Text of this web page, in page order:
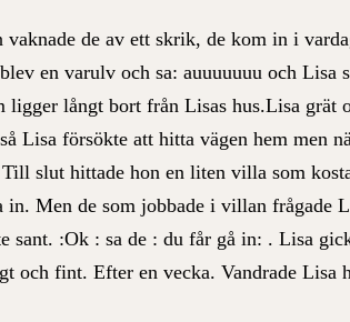
vaknade de av ett skrik, de kom in i
en varulv och sa: auuuuuuu och Lisa
ligger långt bort från Lisas hus.Lisa grät
Lisa försökte att hitta vägen hem men
slut hittade hon en liten villa som
in. Men de som jobbade i villan frågade
sant. :Ok : sa de : du får gå in: . Lisa
och fint. Efter en vecka. Vandrade Lisa